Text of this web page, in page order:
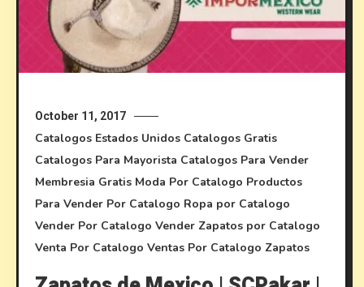
October 11, 2017
Catalogos Estados Unidos Catalogos Gratis
Catalogos Para Mayorista Catalogos Para Vender
Membresia Gratis Moda Por Catalogo Productos
Para Vender Por Catalogo Ropa por Catalogo
Vender Por Catalogo Vender Zapatos por Catalogo
Venta Por Catalogo Ventas Por Catalogo Zapatos